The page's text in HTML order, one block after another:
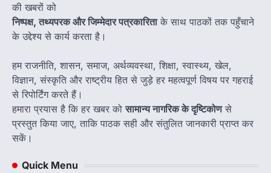
की खबरों को
निष्पक्ष, तथ्यपरक और जिम्मेदार पत्रकारिताके साथ पाठकों तक पहुँचाने
के उद्देश्य से कार्य करता है।
हम राजनीति, शासन, समाज, अर्थव्यवस्था, शिक्षा, स्वास्थ्य, खेल,
विज्ञान, संस्कृति और राष्ट्रीय हित से जुड़े हर महत्वपूर्ण विषय पर गहराई
से रिपोर्टिंग करते हैं।
हमारा प्रयास है कि हर खबर कोसामान्य नागरिक के दृष्टिकोणसे
प्रस्तुत किया जाए, ताकि पाठक सही और संतुलित जानकारी प्राप्त कर
सकें।
Quick Menu